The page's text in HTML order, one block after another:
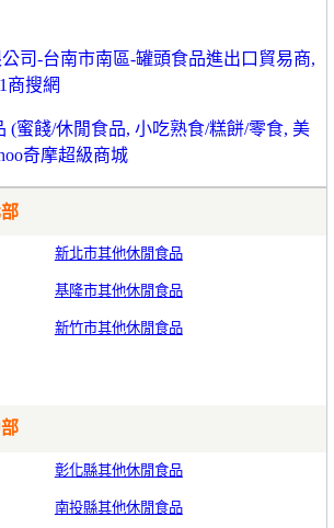
司-台南市南區-罐頭食品進出口貿易商,
商搜網
(蜜餞/休閒食品, 小吃熟食/糕餅/零食, 美
奇摩超級商城
新北市其他休閒食品
基隆市其他休閒食品
新竹市其他休閒食品
彰化縣其他休閒食品
南投縣其他休閒食品